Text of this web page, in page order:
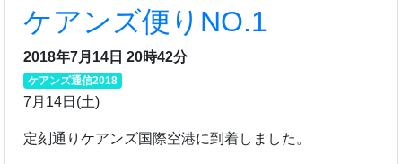
ケアンズ便りNO.1
2018年7月14日 20時42分
ケアンズ通信2018
7月14日(土)
定刻通りケアンズ国際空港に到着しました。